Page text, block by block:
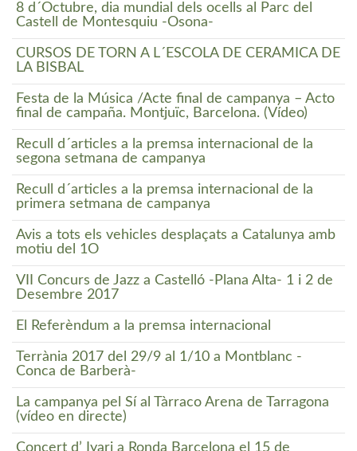
8 d´Octubre, dia mundial dels ocells al Parc del
Castell de Montesquiu -Osona-
CURSOS DE TORN A L´ESCOLA DE CERÀMICA DE
LA BISBAL
Festa de la Música /Acte final de campanya – Acto
final de campaña. Montjuïc, Barcelona. (Vídeo)
Recull d´articles a la premsa internacional de la
segona setmana de campanya
Recull d´articles a la premsa internacional de la
primera setmana de campanya
Avis a tots els vehicles desplaçats a Catalunya amb
motiu del 1O
VII Concurs de Jazz a Castelló -Plana Alta- 1 i 2 de
Desembre 2017
El Referèndum a la premsa internacional
Terrània 2017 del 29/9 al 1/10 a Montblanc -
Conca de Barberà-
La campanya pel Sí al Tàrraco Arena de Tarragona
(vídeo en directe)
Concert d’ Iyari a Ronda Barcelona el 15 de